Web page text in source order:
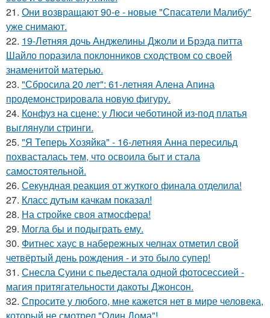
21. Они возвращают 90-е - новые "Спасатели Малибу"
уже снимают.
22. 19-Летняя дочь Анджелины Джоли и Брэда питта
Шайло поразила поклонников сходством со своей
знаменитой матерью.
23. "Сбросила 20 лет": 61-летняя Алена Апина
продемонстрировала новую фигуру.
24. Конфуз на сцене: у Люси чеботиной из-под платья
выглянули стринги.
25. "Я Теперь Хозяйка" - 16-летняя Анна пересильд
похвасталась тем, что освоила быт и стала
самостоятельной.
26. Секундная реакция от жуткого финала отделила!
27. Класс дутым качкам показал!
28. На стройке своя атмосфера!
29. Могла бы и подыграть ему.
30. Фитнес хаус в набережных челнах отметил свой
четвёртый день рождения - и это было супер!
31. Снесла Суини с пьедестала одной фотосессией -
магия притягательности дакоты Джонсон.
32. Спросите у любого, мне кажется нет в мире человека,
который не смотрел "Один Дома"!